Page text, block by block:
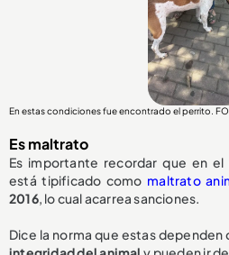
En estas condiciones fue encontrado el perrito.
Es maltrato
Es importante recordar que en el
está tipificado como maltrato
2016, lo cual acarrea sanciones.
Dice la norma que estas dependen